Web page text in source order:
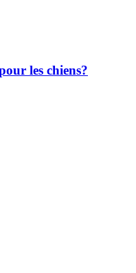
les chiens?